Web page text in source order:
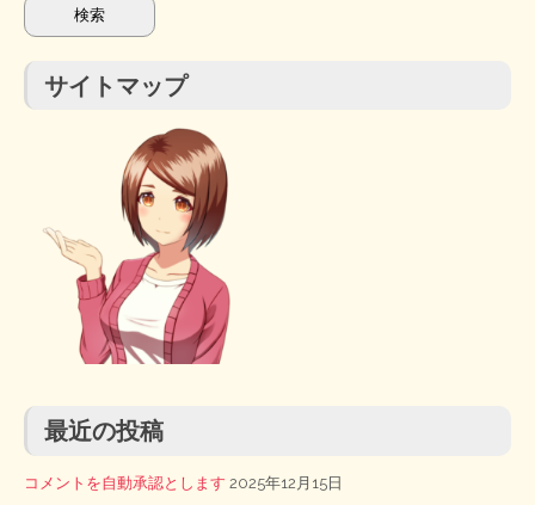
サイトマップ
最近の投稿
コメントを自動承認とします 2025年12月15日